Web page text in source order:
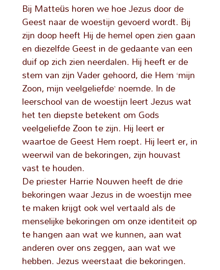
Bij Matteüs horen we hoe Jezus door de
Geest naar de woestijn gevoerd wordt. Bij
zijn doop heeft Hij de hemel open zien gaan
en diezelfde Geest in de gedaante van een
duif op zich zien neerdalen. Hij heeft er de
stem van zijn Vader gehoord, die Hem ‘mijn
Zoon, mijn veelgeliefde’ noemde. In de
leerschool van de woestijn leert Jezus wat
het ten diepste betekent om Gods
veelgeliefde Zoon te zijn. Hij leert er
waartoe de Geest Hem roept. Hij leert er, in
weerwil van de bekoringen, zijn houvast
vast te houden.
De priester Harrie Nouwen heeft de drie
bekoringen waar Jezus in de woestijn mee
te maken krijgt ook wel vertaald als de
menselijke bekoringen om onze identiteit op
te hangen aan wat we kunnen, aan wat
anderen over ons zeggen, aan wat we
hebben. Jezus weerstaat die bekoringen.